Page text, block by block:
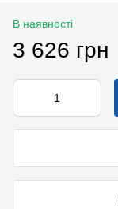
В наявності
3 626 грн